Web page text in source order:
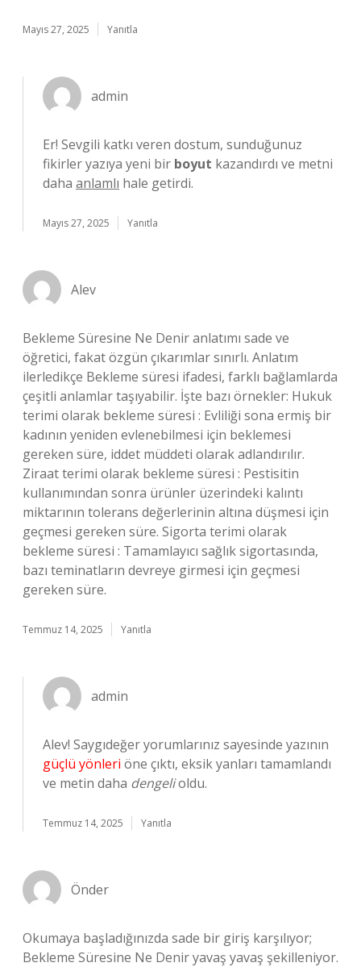
Mayıs 27, 2025 Yanıtla
admin
Er! Sevgili katkı veren dostum, sunduğunuz
fikirler yazıya yeni bir boyut kazandırdı ve metni
daha anlamlı hale getirdi.
Mayıs 27, 2025 Yanıtla
Alev
Bekleme Süresine Ne Denir anlatımı sade ve
öğretici, fakat özgün çıkarımlar sınırlı. Anlatım
ilerledikçe Bekleme süresi ifadesi, farklı bağlamlarda
çeşitli anlamlar taşıyabilir. İşte bazı örnekler: Hukuk
terimi olarak bekleme süresi : Evliliği sona ermiş bir
kadının yeniden evlenebilmesi için beklemesi
gereken süre, iddet müddeti olarak adlandırılır.
Ziraat terimi olarak bekleme süresi : Pestisitin
kullanımından sonra ürünler üzerindeki kalıntı
miktarının tolerans değerlerinin altına düşmesi için
geçmesi gereken süre. Sigorta terimi olarak
bekleme süresi : Tamamlayıcı sağlık sigortasında,
bazı teminatların devreye girmesi için geçmesi
gereken süre.
Temmuz 14, 2025 Yanıtla
admin
Alev! Saygıdeğer yorumlarınız sayesinde yazının
güçlü yönleri öne çıktı, eksik yanları tamamlandı
ve metin daha dengelioldu.
Temmuz 14, 2025 Yanıtla
Önder
Okumaya başladığınızda sade bir giriş karşılıyor;
Bekleme Süresine Ne Denir yavaş yavaş şekilleniyor.